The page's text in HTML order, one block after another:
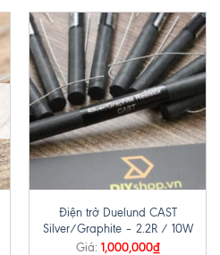
Điện trở Duelund CAST
Silver/Graphite – 2.2R / 10W
Giá: 1,000,000₫